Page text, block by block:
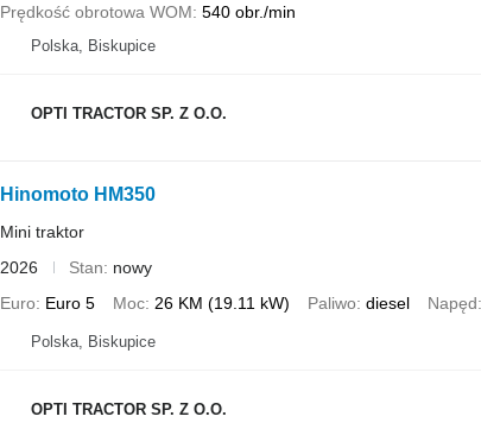
Prędkość obrotowa WOM 540 obr./min
Polska, Biskupice
OPTI TRACTOR SP. Z O.O.
Hinomoto HM350
Mini traktor
2026
Stan
nowy
Euro
Euro 5 Moc 26 KM (19.11 kW) Paliwo diesel Napęd
Polska, Biskupice
OPTI TRACTOR SP. Z O.O.